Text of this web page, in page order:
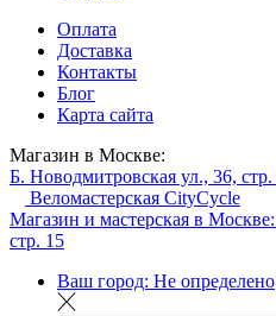
Оплата
Доставка
Контакты
Блог
Карта сайта
Магазин в Москве:
Б. Новодмитровская ул., 36, стр.
Веломастерская CityCycle
Магазин и мастерская в Москве:
стр. 15
Ваш город: Не определено